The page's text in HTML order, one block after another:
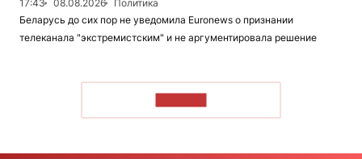
17:43
08.08.2026
Политика
Беларусь до сих пор не уведомила Euronews о признании
телеканала "экстремистским" и не аргументировала решение